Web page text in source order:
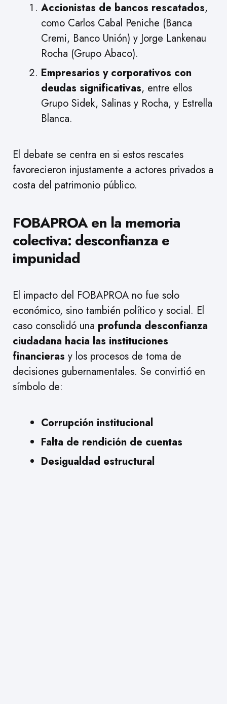
Accionistas de bancos rescatados,
como Carlos Cabal Peniche (Banca
Cremi, Banco Unión) y Jorge Lankenau
Rocha (Grupo Abaco).
Empresarios y corporativos con
deudas significativas, entre ellos
Grupo Sidek, Salinas y Rocha, y Estrella
Blanca.
El debate se centra en si estos rescates
favorecieron injustamente a actores privados a
costa del patrimonio público.
FOBAPROA en la memoria
colectiva: desconfianza e
impunidad
El impacto del FOBAPROA no fue solo
económico, sino también político y social. El
caso consolidó una profunda desconfianza
ciudadana hacia las instituciones
financieras y los procesos de toma de
decisiones gubernamentales. Se convirtió en
símbolo de:
Corrupción institucional
Falta de rendición de cuentas
Desigualdad estructural